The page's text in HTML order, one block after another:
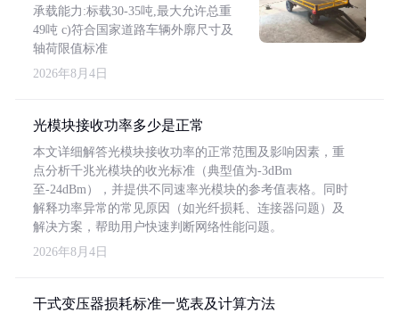
承载能力:标载30-35吨,最大允许总重
49吨 c)符合国家道路车辆外廓尺寸及
轴荷限值标准
2026年8月4日
光模块接收功率多少是正常
本文详细解答光模块接收功率的正常范围及影响因素，重
点分析千兆光模块的收光标准（典型值为-3dBm
至-24dBm），并提供不同速率光模块的参考值表格。同时
解释功率异常的常见原因（如光纤损耗、连接器问题）及
解决方案，帮助用户快速判断网络性能问题。
2026年8月4日
干式变压器损耗标准一览表及计算方法